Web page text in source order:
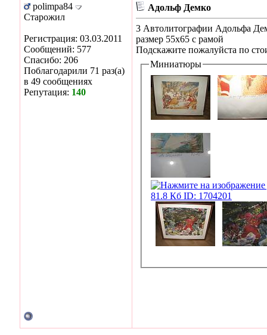
polimpa84
Старожил
Регистрация: 03.03.2011
Сообщений: 577
Спасибо: 206
Поблагодарили 71 раз(а)
в 49 сообщениях
Репутация: 140
Адольф Демко
3 Автолитографии Адольфа
размер 55х65 с рамой
Подскажите пожалуйста по
Миниатюры